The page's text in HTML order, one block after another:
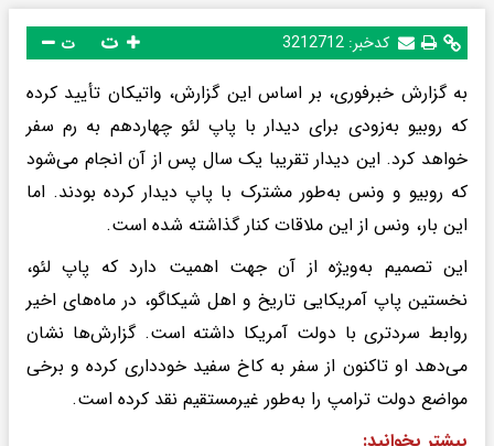
کدخبر: 3212712 ت
به گزارش خبرفوری، بر اساس این گزارش، واتیکان تأیید کرده
که روبیو به‌زودی برای دیدار با پاپ لئو چهاردهم به رم سفر
خواهد کرد. این دیدار تقریبا یک سال پس از آن انجام می‌شود
که روبیو و ونس به‌طور مشترک با پاپ دیدار کرده بودند. اما
این بار، ونس از این ملاقات کنار گذاشته شده است.
این تصمیم به‌ویژه از آن جهت اهمیت دارد که پاپ لئو،
نخستین پاپ آمریکایی تاریخ و اهل شیکاگو، در ماه‌های اخیر
روابط سردتری با دولت آمریکا داشته است. گزارش‌ها نشان
می‌دهد او تاکنون از سفر به کاخ سفید خودداری کرده و برخی
مواضع دولت ترامپ را به‌طور غیرمستقیم نقد کرده است.